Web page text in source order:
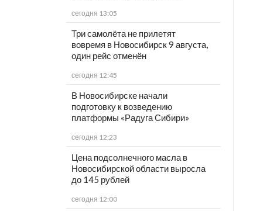
сегодня 13:05
Три самолёта не прилетят
вовремя в Новосибирск 9 августа,
один рейс отменён
сегодня 12:45
В Новосибирске начали
подготовку к возведению
платформы «Радуга Сибири»
сегодня 12:23
Цена подсолнечного масла в
Новосибирской области выросла
до 145 рублей
сегодня 12:00